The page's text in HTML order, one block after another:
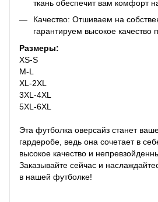
ткань обеспечит вам комфорт
Качество: Отшиваем на
гарантируем высокое качество
Размеры:
XS-S
M-L
XL-2XL
3XL-4XL
5XL-6XL
Эта футболка оверсайз станет
гардеробе, ведь она сочетает в
высокое качество и
Заказывайте сейчас и
в нашей футболке!